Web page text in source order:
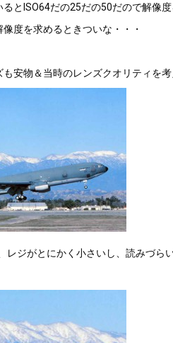
とISO64だの25だの50だので解像
度を求めるときついな・・・
も安物＆当時のレンズクオリティを
レジがとにかく小さいし、読みづら